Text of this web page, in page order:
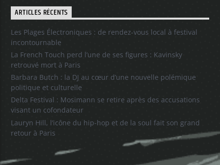
ARTICLES RÉCENTS
Les Plages Électroniques : de rendez-vous local à festival
incontournable
La French Touch perd l’une de ses figures : Kavinsky
retrouvé mort à Paris
Barbara Butch : la DJ au cœur d’une nouvelle polémique
politique et culturelle
Delta Festival : Mosimann se retire après des accusations
visant un cofondateur
Lauryn Hill, l’icône du hip-hop et de la soul fait son grand
retour à Paris